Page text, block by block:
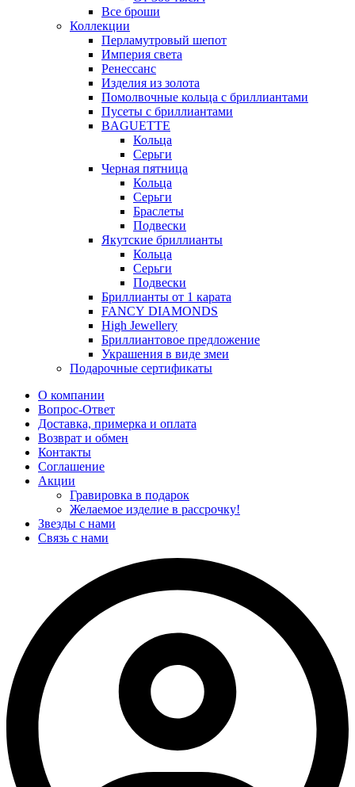
Все броши
Коллекции
Перламутровый шепот
Империя света
Ренессанс
Изделия из золота
Помолвочные кольца с бриллиантами
Пусеты с бриллиантами
BAGUETTE
Кольца
Серьги
Черная пятница
Кольца
Серьги
Браслеты
Подвески
Якутские бриллианты
Кольца
Серьги
Подвески
Бриллианты от 1 карата
FANCY DIAMONDS
High Jewellery
Бриллиантовое предложение
Украшения в виде змеи
Подарочные сертификаты
О компании
Вопрос-Ответ
Доставка, примерка и оплата
Возврат и обмен
Контакты
Соглашение
Акции
Гравировка в подарок
Желаемое изделие в рассрочку!
Звезды с нами
Связь с нами